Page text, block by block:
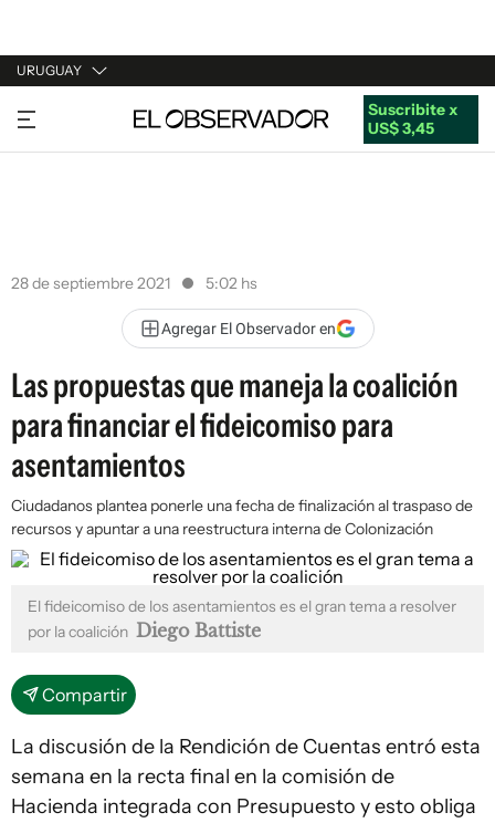
URUGUAY
URUGUAY
ARGENTINA
Suscribite x
US$ 3,45
28 de septiembre 2021 5:02 hs
Agregar El Observador en
Las propuestas que maneja la coalición
para financiar el fideicomiso para
asentamientos
Ciudadanos plantea ponerle una fecha de finalización al traspaso de
recursos y apuntar a una reestructura interna de Colonización
El fideicomiso de los asentamientos es el gran tema a resolver
por la coalición Diego Battiste
Compartir
La discusión de la Rendición de Cuentas entró esta
semana en la recta final en la comisión de
Hacienda integrada con Presupuesto y esto obliga